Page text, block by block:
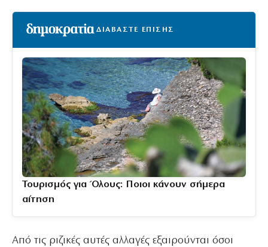
ΔΙΑΒΑΣΤΕ ΕΠΙΣΗΣ
Τουρισμός για Όλους: Ποιοι κάνουν σήμερα
αίτηση
Από τις ριζικές αυτές αλλαγές εξαιρούνται όσοι